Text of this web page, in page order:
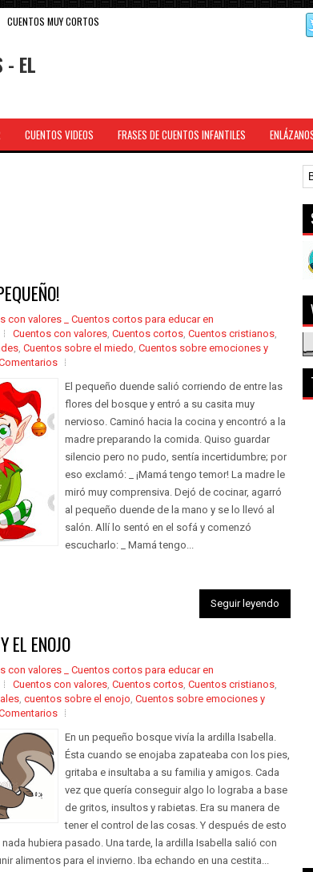
CUENTOS MUY CORTOS
- EL
CUENTOS VIDEOS FRASES DE CUENTOS INFANTILES
con valores _ Cuentos cortos para educar en
Cuentos con valores, Cuentos cortos, Cuentos cristianos,
, Cuentos sobre el miedo, Cuentos sobre emociones y
El pequeño duende salió corriendo de entre las
flores del bosque y entró a su casita muy
nervioso. Caminó hacia la cocina y encontró a la
madre preparando la comida. Quiso guardar
silencio pero no pudo, sentía incertidumbre; por
eso exclamó: _ ¡Mamá tengo temor! La madre le
miró muy comprensiva. Dejó de cocinar, agarró
al pequeño duende de la mano y se lo llevó al
salón. Allí lo sentó en el sofá y comenzó
escucharlo: _ Mamá tengo...
Seguir leyendo
EL ENOJO
con valores _ Cuentos cortos para educar en
Cuentos con valores, Cuentos cortos, Cuentos cristianos,
, cuentos sobre el enojo, Cuentos sobre emociones y
En un pequeño bosque vivía la ardilla Isabella.
Ésta cuando se enojaba zapateaba con los pies,
gritaba e insultaba a su familia y amigos. Cada
vez que quería conseguir algo lo lograba a base
de gritos, insultos y rabietas. Era su manera de
tener el control de las cosas. Y después de esto
hubiera pasado. Una tarde, la ardilla Isabella salió con
alimentos para el invierno. Iba echando en una cestita...